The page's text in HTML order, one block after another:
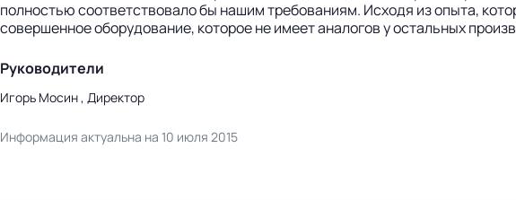
полностью соответствовало бы нашим требованиям. Исходя из опыта,
совершенное оборудование, которое не имеет аналогов у остальных
Руководители
Игорь Мосин , Директор
Информация актуальна на 10 июля 2015